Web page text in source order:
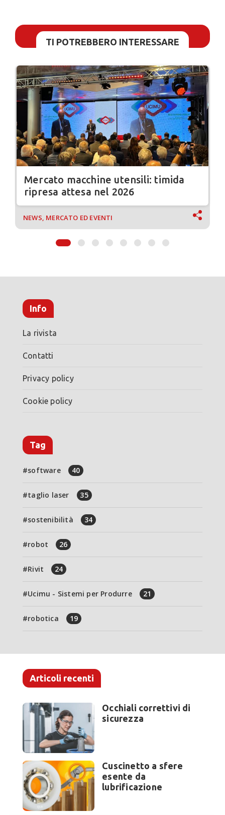
TI POTREBBERO INTERESSARE
Mercato macchine utensili: timida
ripresa attesa nel 2026
NEWS, MERCATO ED EVENTI
Info
La rivista
Contatti
Privacy policy
Cookie policy
Tag
software 40
taglio laser 35
sostenibilità 34
robot 26
Rivit 24
Ucimu - Sistemi per Produrre 21
robotica 19
Articoli recenti
Occhiali correttivi di
sicurezza
Cuscinetto a sfere
esente da
lubrificazione